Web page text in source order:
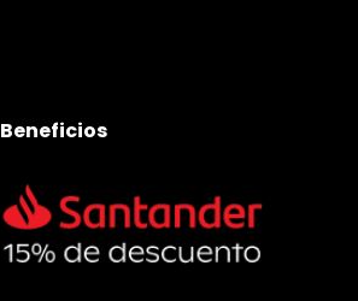
Beneficios